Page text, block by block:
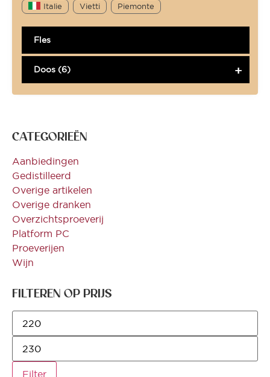
CATEGORIEËN
Aanbiedingen
Gedistilleerd
Overige artikelen
Overige dranken
Overzichtsproeverij
Platform PC
Proeverijen
Wijn
FILTEREN OP PRIJS
Filter
Italie Vietti Piemonte
Fles
Doos (6)